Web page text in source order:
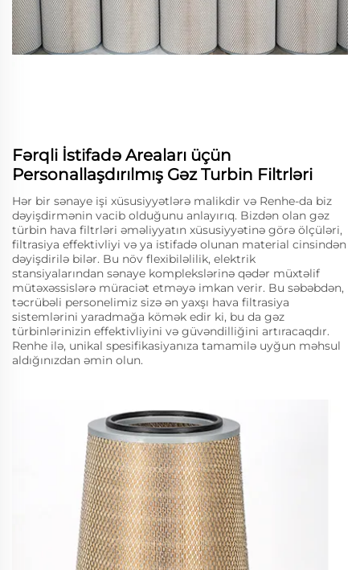
Fərqli İstifadə Areaları üçün
Personallaşdırılmış Gəz Turbin Filtrləri
Hər bir sənaye işi xüsusiyyətlərə malikdir və Renhe-da biz
dəyişdirmənin vacib olduğunu anlayırıq. Bizdən olan gəz
türbin hava filtrləri əməliyyatın xüsusiyyətinə görə ölçüləri,
filtrasiya effektivliyi və ya istifadə olunan material cinsindən
dəyişdirilə bilər. Bu növ flexibiləlilik, elektrik
stansiyalarından sənaye komplekslərinə qədər müxtəlif
mütəxəssislərə müraciət etməyə imkan verir. Bu səbəbdən,
təcrübəli personelimiz sizə ən yaxşı hava filtrasiya
sistemlərini yaradmağa kömək edir ki, bu da gəz
türbinlərinizin effektivliyini və güvəndilliğini artıracaqdır.
Renhe ilə, unikal spesifikasiyanıza tamamilə uyğun məhsul
aldığınızdan əmin olun.